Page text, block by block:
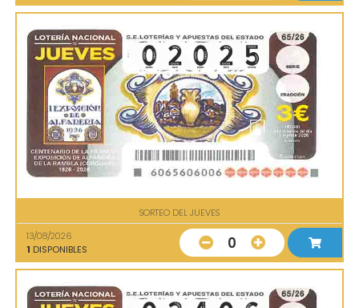
SORTEO DEL JUEVES
13/08/2026
1 DISPONIBLES 0